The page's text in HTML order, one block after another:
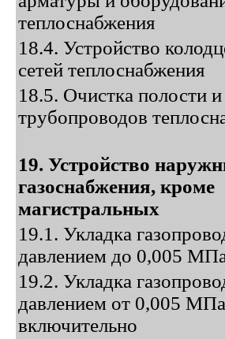
теплоснабжения
18.4. Устройство
сетей теплоснабжения
18.5. Очистка полости
трубопроводов
19. Устройство
газоснабжения, кроме
магистральных
19.1. Укладка
давлением до 0,005
19.2. Укладка
давлением от 0,005
включительно